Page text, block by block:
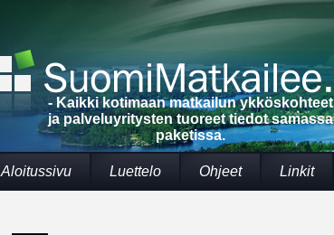
- Kaikki kotimaan matkailun ykköskohteet
ja palveluyritysten tuoreet tiedot samassa
paketissa.
Aloitussivu Luettelo Ohjeet Linkit